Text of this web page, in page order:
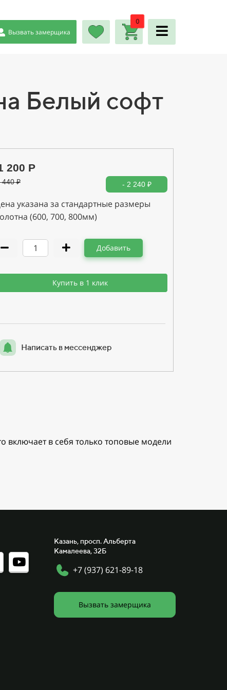
Вызвать замерщика
0
Белый софт
200 Р
440₽ - 2 240 ₽
указана за стандартные размеры
(600, 700, 800мм)
Добавить
Купить в 1 клик
Написать в мессенджер
включает в себя только топовые модели
Казань, просп. Альберта
Камалеева, 32Б
+7 (937) 621-89-18
Вызвать замерщика